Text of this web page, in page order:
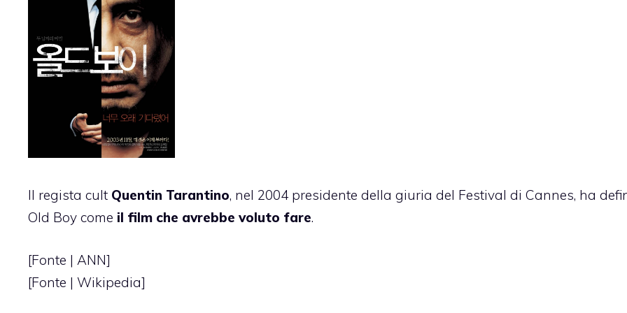
Il regista cult Quentin Tarantino, nel 2004 presidente della giuria del Festival di Cannes, ha
Old Boy come il film che avrebbe voluto fare.
[Fonte | ANN]
[Fonte | Wikipedia]